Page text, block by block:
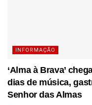
INFORMAÇÃO
‘Alma à Brava’
dias de música,
Senhor das Almas